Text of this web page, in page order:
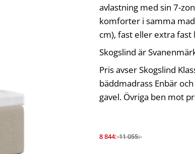
avlastning med sin 7-
komforter i samma
cm), fast eller extra
Skogslind är
Pris avser Skogslind
bäddmadrass Enbär
gavel. Övriga ben mot
8 844:-11 055:-